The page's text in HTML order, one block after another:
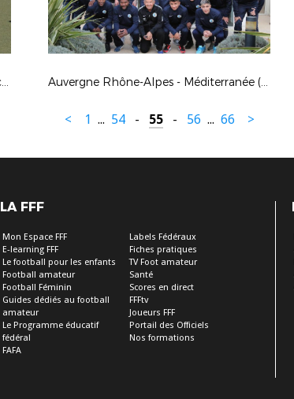
Journée de détection U14 (Cannet-Rocheville) Auvergne Rhône-Alpes - Méditerranée (8èmes Coupe des Régions) à Chasselay
< 1 ... 54 - 55 - 56 ... 66 >
LA FFF
Mon Espace FFF
E-learning FFF
Le football pour les enfants
Football amateur
Football Féminin
Guides dédiés au football
amateur
Le Programme éducatif
fédéral
FAFA
Labels Fédéraux
Fiches pratiques
TV Foot amateur
Santé
Scores en direct
FFFtv
Joueurs FFF
Portail des Officiels
Nos formations